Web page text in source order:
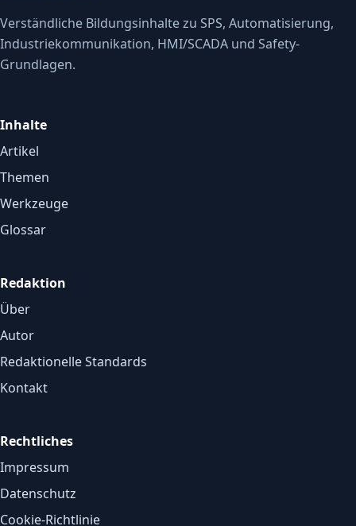
Verständliche Bildungsinhalte zu SPS, Automatisierung,
Industriekommunikation, HMI/SCADA und Safety-
Grundlagen.
Inhalte
Artikel
Themen
Werkzeuge
Glossar
Redaktion
Über
Autor
Redaktionelle Standards
Kontakt
Rechtliches
Impressum
Datenschutz
Cookie-Richtlinie